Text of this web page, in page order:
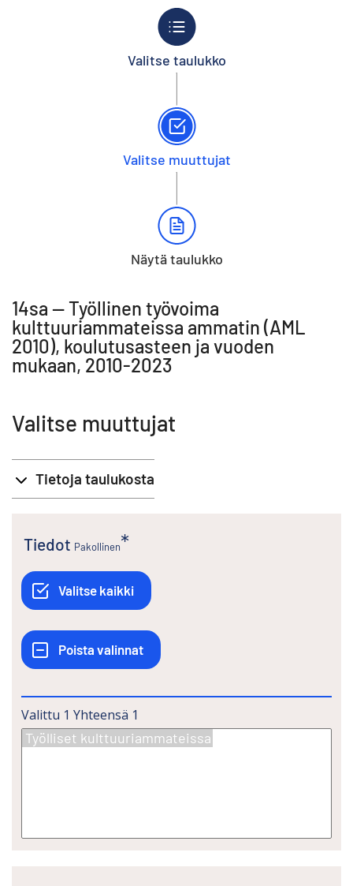
Valitse taulukko
Valitse muuttujat
Näytä taulukko
14sa -- Työllinen työvoima
kulttuuriammateissa ammatin (AML
2010), koulutusasteen ja vuoden
mukaan, 2010-2023
Valitse muuttujat
Tietoja taulukosta
Tiedot Pakollinen
Valittu 1 Yhteensä 1